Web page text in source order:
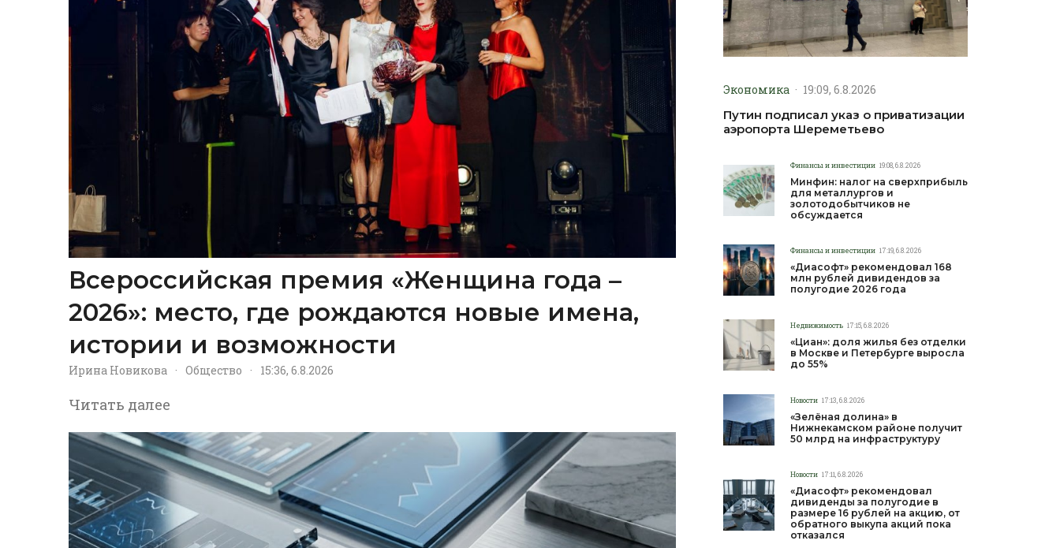
Всероссийская премия «Женщина года –
2026»: место, где рождаются новые имена,
истории и возможности
Ирина Новикова · Общество · 15:36, 6.8.2026
Читать далее
Экономика · 19:09, 6.8.2026
Путин подписал указ о приватизации
аэропорта Шереметьево
Финансы и инвестиции 19:08, 6.8.2026
Минфин: налог на сверхприбыль
для металлургов и
золотодобытчиков не
обсуждается
Финансы и инвестиции 17:19, 6.8.2026
«Диасофт» рекомендовал 168
млн рублей дивидендов за
полугодие 2026 года
Недвижимость 17:15, 6.8.2026
«Циан»: доля жилья без отделки
в Москве и Петербурге выросла
до 55%
Новости 17:13, 6.8.2026
«Зелёная долина» в
Нижнекамском районе получит
50 млрд на инфраструктуру
Новости 17:11, 6.8.2026
«Диасофт» рекомендовал
дивиденды за полугодие в
размере 16 рублей на акцию, от
обратного выкупа акций пока
отказался